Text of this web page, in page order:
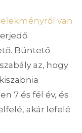
van
Büntető
az, hogy
7 és fél év, és
akár lefelé